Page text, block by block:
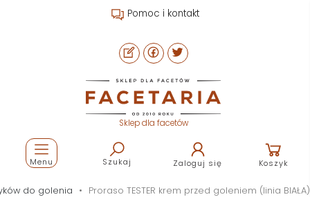
Pomoc i kontakt
Sklep dla facetów
Szukaj Zaloguj się Koszyk
Menu
do golenia Proraso TESTER krem przed goleniem (linia BIAŁA)